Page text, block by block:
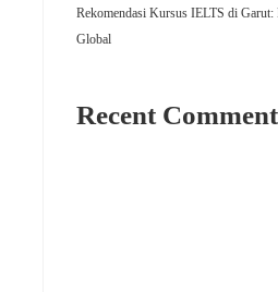
Rekomendasi Kursus IELTS di Garut:
Global
Recent